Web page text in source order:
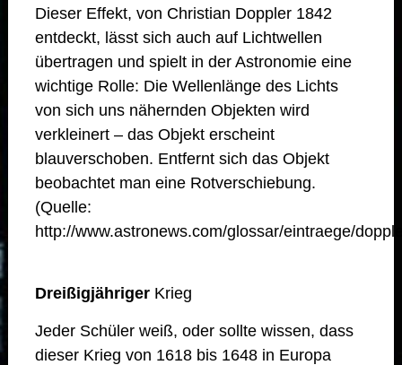
Dieser Effekt, von Christian Doppler 1842
entdeckt, lässt sich auch auf Lichtwellen
übertragen und spielt in der Astronomie eine
wichtige Rolle: Die Wellenlänge des Lichts
von sich uns nähernden Objekten wird
verkleinert – das Objekt erscheint
blauverschoben. Entfernt sich das Objekt
beobachtet man eine Rotverschiebung.
(Quelle:
http://www.astronews.com/glossar/eintraege/
DreißigjährigerKrieg
Jeder Schüler weiß, oder sollte wissen, dass
dieser Krieg von 1618 bis 1648 in Europa